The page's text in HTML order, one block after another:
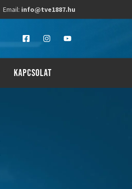
Email: info@tve1887.hu
KAPCSOLAT